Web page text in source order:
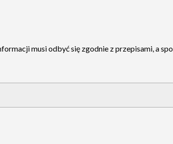
musi odbyć się zgodnie z przepisami, a